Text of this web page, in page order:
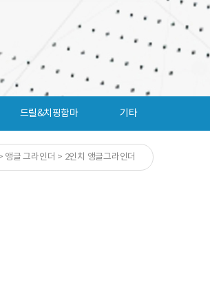
드릴&치핑함마 기타
앵글 그라인더 > 2인치 앵글그라인더